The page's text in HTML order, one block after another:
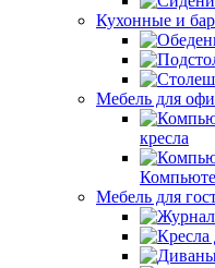
Кухонные и
Мебель для
кресла
Мебель для